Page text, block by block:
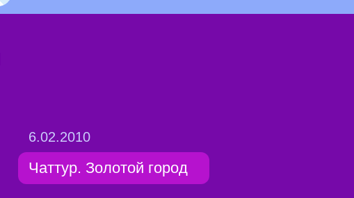
6.02.2010
Чаттур. Золотой город